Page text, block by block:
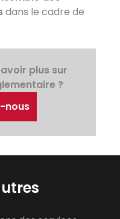
dans le cadre de
plus sur
?
nous